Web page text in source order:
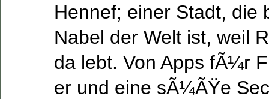
Hennef; einer Stadt, die
Nabel der Welt ist, weil
da lebt. Von Apps fÃ¼r
er und eine sÃ¼ÃŸe